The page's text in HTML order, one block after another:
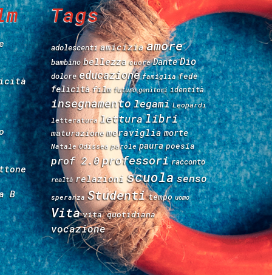
B
Tags
adolescenti amicizia amore
bambino bellezza cuore Dante Dio
dolore educazione famiglia fede
felicità film futuro genitori identità
insegnamentolegami Leopardi
letteratura letturalibri
maturazione meraviglia morte
Natale Odissea parole paura poesia
prof 2.0professori racconto
realtà relazioni scuola senso
speranza Studenti tempo uomo
Vita vita quotidiana
vocazione